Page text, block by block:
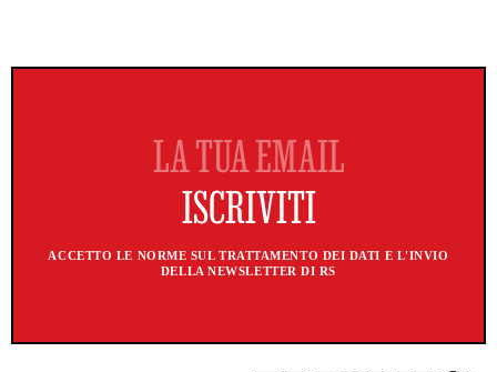
ACCETTO LE NORME SUL TRATTAMENTO DEI DATI E L'INVIO
DELLA NEWSLETTER DI RS